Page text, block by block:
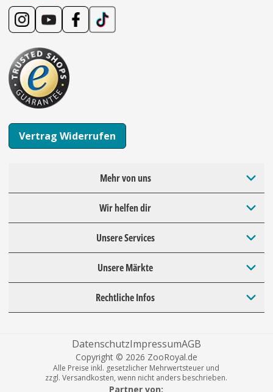
Vertrag Widerrufen
Mehr von uns
Wir helfen dir
Unsere Services
Unsere Märkte
Rechtliche Infos
DatenschutzImpressumAGB
Copyright © 2026 ZooRoyal.de
Alle Preise inkl. gesetzlicher Mehrwertsteuer und
zzgl. Versandkosten, wenn nicht anders beschrieben.
Partner von: